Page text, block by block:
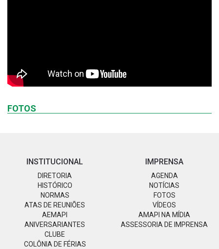
FOTOS
INSTITUCIONAL
DIRETORIA
HISTÓRICO
NORMAS
ATAS DE REUNIÕES
AEMAPI
ANIVERSARIANTES
CLUBE
COLÔNIA DE FÉRIAS
IMPRENSA
AGENDA
NOTÍCIAS
FOTOS
VÍDEOS
AMAPI NA MÍDIA
ASSESSORIA DE IMPRENSA